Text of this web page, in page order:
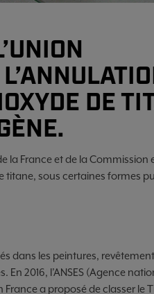
DE
la France et de la Commission
sous certaines formes
dans les peintures,
2016, l’ANSES (Agence
a proposé de classer le